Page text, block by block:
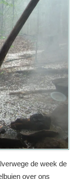
de week de
over ons